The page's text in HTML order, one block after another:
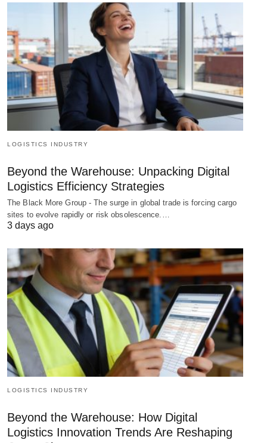
LOGISTICS INDUSTRY
Beyond the Warehouse: Unpacking Digital
Logistics Efficiency Strategies
The Black More Group - The surge in global trade is forcing cargo
sites to evolve rapidly or risk obsolescence.…
3 days ago
LOGISTICS INDUSTRY
Beyond the Warehouse: How Digital
Logistics Innovation Trends Are Reshaping